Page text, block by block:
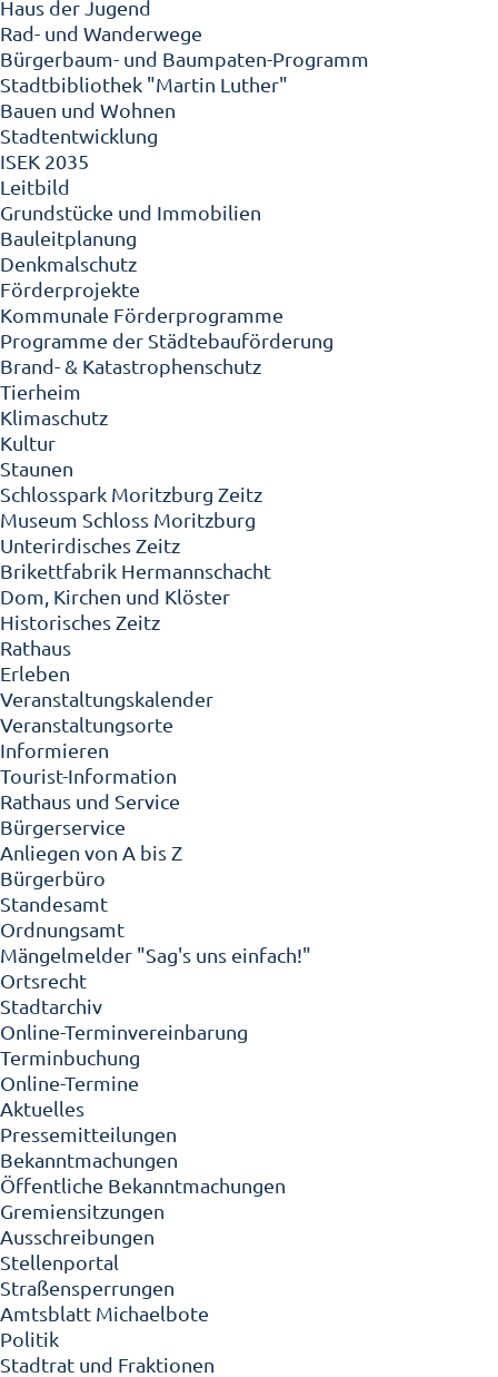
Haus der Jugend
Rad- und Wanderwege
Bürgerbaum- und Baumpaten-Programm
Stadtbibliothek "Martin Luther"
Bauen und Wohnen
Stadtentwicklung
ISEK 2035
Leitbild
Grundstücke und Immobilien
Bauleitplanung
Denkmalschutz
Förderprojekte
Kommunale Förderprogramme
Programme der Städtebauförderung
Brand- & Katastrophenschutz
Tierheim
Klimaschutz
Kultur
Staunen
Schlosspark Moritzburg Zeitz
Museum Schloss Moritzburg
Unterirdisches Zeitz
Brikettfabrik Hermannschacht
Dom, Kirchen und Klöster
Historisches Zeitz
Rathaus
Erleben
Veranstaltungskalender
Veranstaltungsorte
Informieren
Tourist-Information
Rathaus und Service
Bürgerservice
Anliegen von A bis Z
Bürgerbüro
Standesamt
Ordnungsamt
Mängelmelder "Sag's uns einfach!"
Ortsrecht
Stadtarchiv
Online-Terminvereinbarung
Terminbuchung
Online-Termine
Aktuelles
Pressemitteilungen
Bekanntmachungen
Öffentliche Bekanntmachungen
Gremiensitzungen
Ausschreibungen
Stellenportal
Straßensperrungen
Amtsblatt Michaelbote
Politik
Stadtrat und Fraktionen